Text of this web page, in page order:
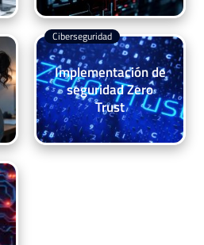
Implementación de
seguridad Zero
Trust
Ciberseguridad